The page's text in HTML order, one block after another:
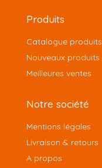
Produits
Catalogue produits
Nouveaux produits
Meilleures ventes
Notre société
Mentions légales
Livraison & retours
A propos